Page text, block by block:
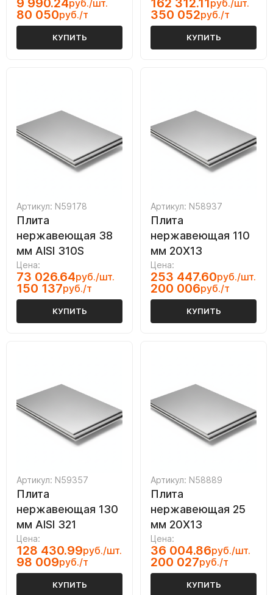
9 990.24руб./шт.
80 050руб./т
КУПИТЬ
162 312.11 руб./шт.
350 052руб./т
КУПИТЬ
Артикул: N59178
Плита
нержавеющая 38
мм AISI 310S
Цена:
73 026.64руб./шт.
150 137руб./т
КУПИТЬ
Артикул: N58937
Плита
нержавеющая 110
мм 20Х13
Цена:
253 447.60руб./шт.
200 006руб./т
КУПИТЬ
Артикул: N59357
Плита
нержавеющая 130
мм AISI 321
Цена:
128 430.99руб./шт.
98 009руб./т
КУПИТЬ
Артикул: N58889
Плита
нержавеющая 25
мм 20Х13
Цена:
36 004.86руб./шт.
200 027руб./т
КУПИТЬ